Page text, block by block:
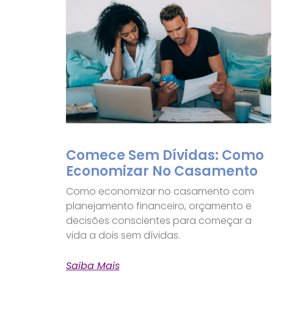
Comece Sem Dívidas: Como
Economizar No Casamento
Como economizar no casamento com
planejamento financeiro, orçamento e
decisões conscientes para começar a
vida a dois sem dívidas.
Saiba Mais